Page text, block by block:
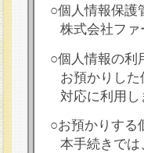
○個人情報保護
株式会社フ
○個人情報の利
お預かりし
対応に利用し
○お預かりする
本手続きで